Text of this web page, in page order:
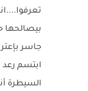
بيصالحها
جاسر
ابتسم
السيطرة